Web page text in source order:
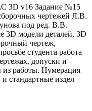
3D v16 Задание №15
чертежей Л.В.
под ред. В.В.
3D модели деталей, 3D
чертеж,
студента работа
допуски и
из работы. Нумерация
стандартные издел